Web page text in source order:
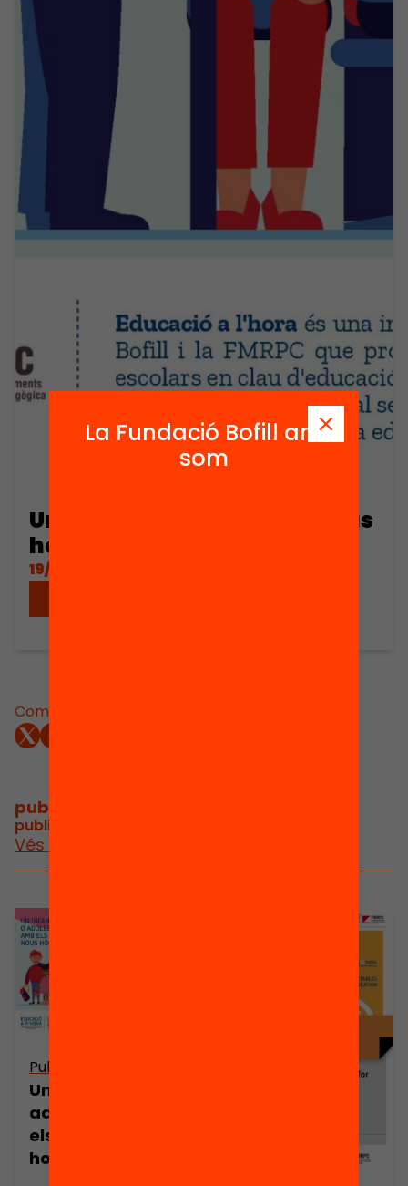
Un o una docent amb els nous
horaris…
19/09/2019
Comparteix:
publicacions i vídeos
publicacions i vídeos relacionats
Vés a publicacions i vídeos
Publicació
Un infant o
adolescent amb
els nous
horaris…
La Fundació Bofill ara
som